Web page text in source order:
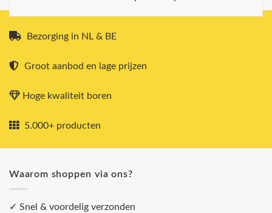
Bezorging in NL & BE
Groot aanbod en lage prijzen
Hoge kwaliteit boren
5.000+ producten
Waarom shoppen via ons?
✓ Snel & voordelig verzonden